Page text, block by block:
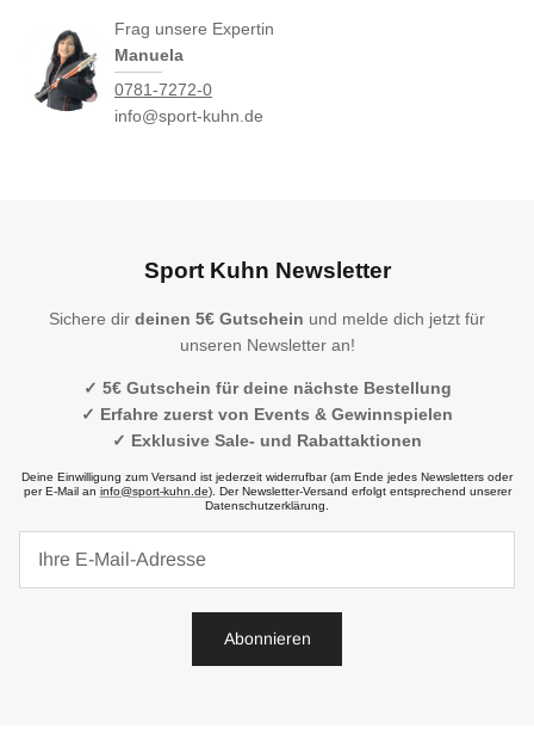
Frag unsere Expertin
Manuela
0781-7272-0
info@sport-kuhn.de
Sport Kuhn Newsletter
Sichere dir deinen 5€ Gutschein und melde dich jetzt für
unseren Newsletter an!
✓ 5€ Gutschein für deine nächste Bestellung
✓ Erfahre zuerst von Events & Gewinnspielen
✓ Exklusive Sale- und Rabattaktionen
Deine Einwilligung zum Versand ist jederzeit widerrufbar (am Ende jedes Newsletters oder
per E-Mail an info@sport-kuhn.de). Der Newsletter-Versand erfolgt entsprechend unserer
Datenschutzerklärung.
Abonnieren